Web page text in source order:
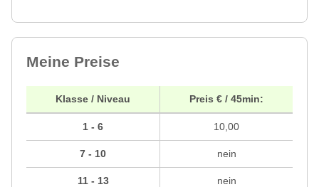
Meine Preise
Klasse / Niveau
1 - 6
7 - 10
11 - 13
Preis € / 45min:
10,00
nein
nein